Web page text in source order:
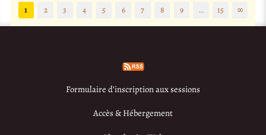
1
2 3 4 5 6 7 8 9 … 15 ∞
Formulaire d’inscription aux sessions
Accès & Hébergement